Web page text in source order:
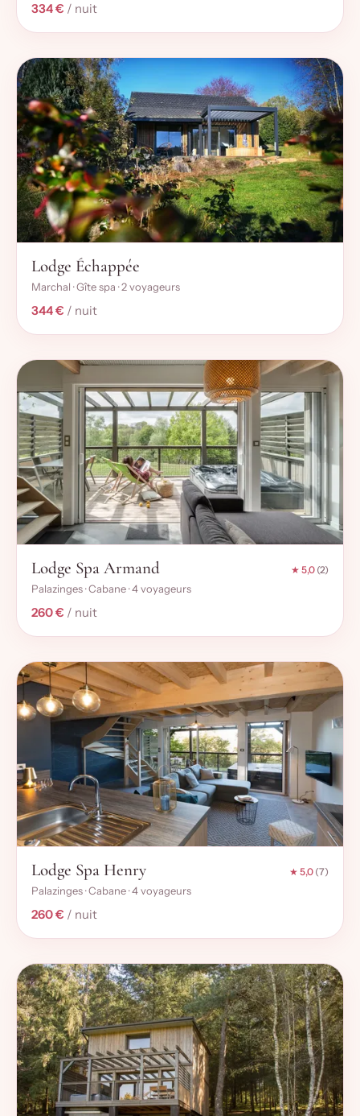
334 € / nuit
Lodge Échappée
Marchal · Gîte spa · 2 voyageurs
344 € / nuit
Lodge Spa Armand ★ 5,0 (2)
Palazinges · Cabane · 4 voyageurs
260 € / nuit
Lodge Spa Henry ★ 5,0 (7)
Palazinges · Cabane · 4 voyageurs
260 € / nuit